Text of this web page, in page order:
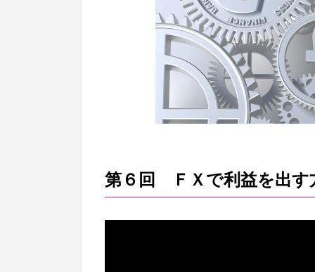
第６回 ＦＸで利益を出す